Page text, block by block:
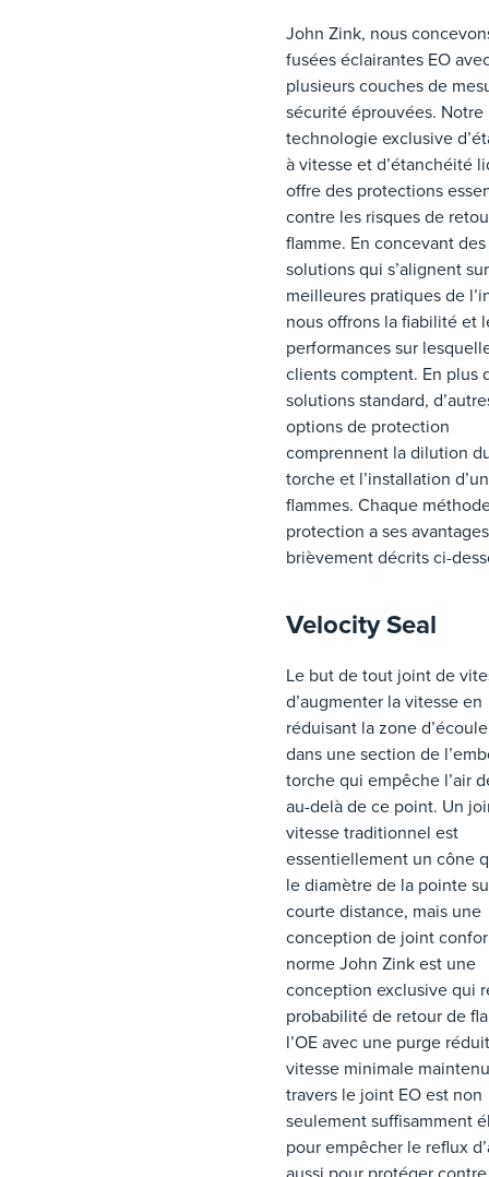
John Zink, nous
fusées éclairantes EO
plusieurs couches de
sécurité éprouvées. Notre
technologie exclusive
à vitesse et d’étanchéité
offre des protections
contre les risques de
flamme. En concevant des
solutions qui s’alignent
meilleures pratiques de
nous offrons la fiabilité et
performances sur
clients comptent. En plus
solutions standard,
options de protection
comprennent la dilution
torche et l’installation
flammes. Chaque
protection a ses
brièvement décrits ci-
Velocity Seal
Le but de tout joint de
d’augmenter la vitesse en
réduisant la zone
dans une section de
torche qui empêche l’air
au-delà de ce point. Un
vitesse traditionnel est
essentiellement un cône
le diamètre de la pointe
courte distance, mais une
conception de joint
norme John Zink est une
conception exclusive qui
probabilité de retour de
l’OE avec une purge
vitesse minimale
travers le joint EO est non
seulement suffisamment
pour empêcher le reflux